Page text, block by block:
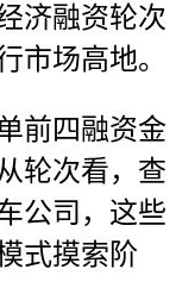
济融资轮次
市场高地。
前四融资金
轮次看，查
公司，这些
式摸索阶